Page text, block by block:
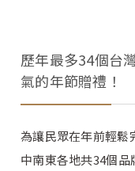
歷年最多34個台
氣的年節贈禮！
為讓民眾在年前輕鬆
中南東各地共34個